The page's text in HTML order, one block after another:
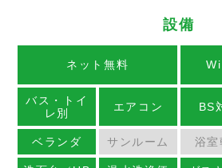
設備
ネット無料
バス・トイ
レ別
エアコン BS
ベランダ サンルーム 浴室